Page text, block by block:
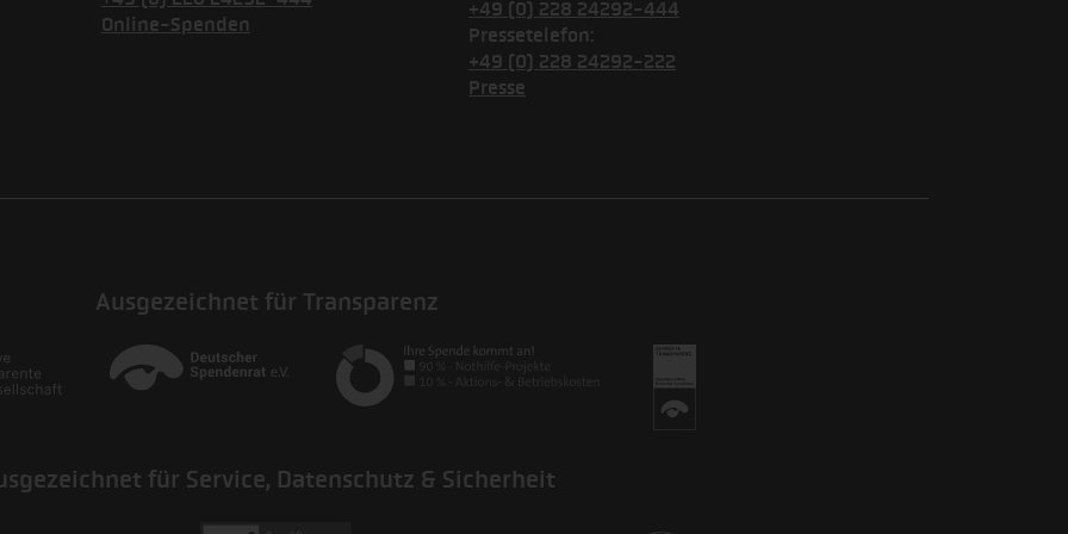
Online-Spenden
+49 (0) 228 24292-444
Pressetelefon:
+49 (0) 228 24292-222
Presse
Ausgezeichnet für Transparenz
für Service, Datenschutz & Sicherheit